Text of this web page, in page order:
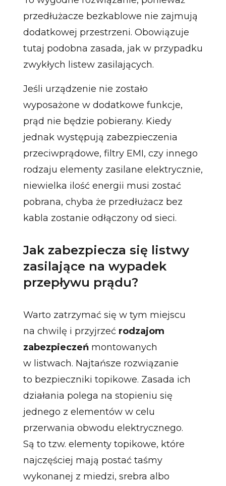
przedłużacze bezkablowe nie zajmują
dodatkowej przestrzeni. Obowiązuje
tutaj podobna zasada, jak w przypadku
zwykłych listew zasilających.
Jeśli urządzenie nie zostało
wyposażone w dodatkowe funkcje,
prąd nie będzie pobierany. Kiedy
jednak występują zabezpieczenia
przeciwprądowe, filtry EMI, czy innego
rodzaju elementy zasilane elektrycznie,
niewielka ilość energii musi zostać
pobrana, chyba że przedłużacz bez
kabla zostanie odłączony od sieci.
Jak zabezpiecza się listwy
zasilające na wypadek
przepływu prądu?
Warto zatrzymać się w tym miejscu
na chwilę i przyjrzeć rodzajom
zabezpieczeńmontowanych
w listwach. Najtańsze rozwiązanie
to bezpieczniki topikowe. Zasada ich
działania polega na stopieniu się
jednego z elementów w celu
przerwania obwodu elektrycznego.
Są to tzw. elementy topikowe, które
najczęściej mają postać taśmy
wykonanej z miedzi, srebra albo